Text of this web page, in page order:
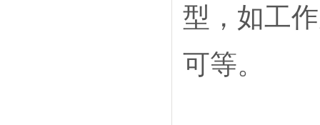
型，如工
可等。